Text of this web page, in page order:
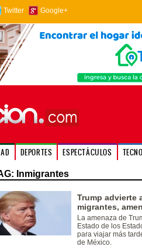
Twitter Google+
DEPORTES ESPECTÁCULOS
Inmigrantes
Trump advierte
migrantes,
La amenaza de
Estado de los
para viajar más
de México.